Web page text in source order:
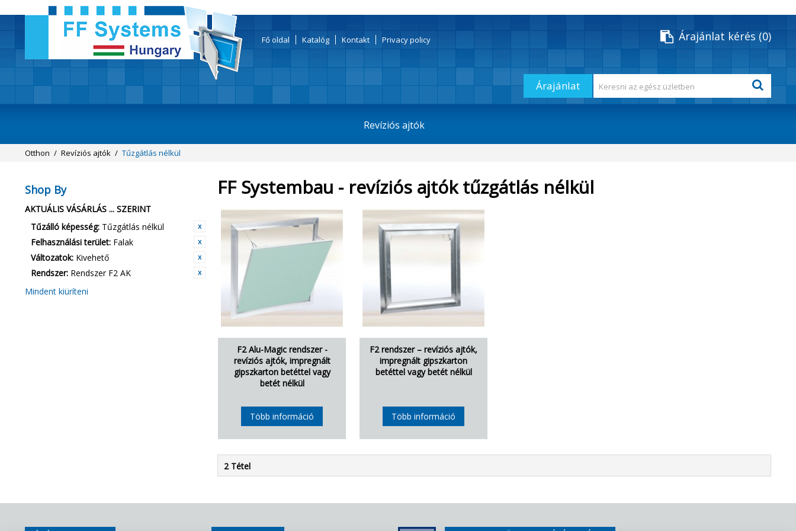
Fő oldal Katalóg Kontakt Privacy policy Árajánlat kérés 0
Revíziós ajtók
Árajánlat
Otthon / Revíziós ajtók / Tűzgátlás nélkül
Shop By
AKTUÁLIS VÁSÁRLÁS ... SZERINT
Tűzálló képesség: Tűzgátlás nélkül
Felhasználási terület: Falak
Változatok: Kivehető
Rendszer: Rendszer F2 AK
Mindent kiüríteni
FF Systembau - revíziós ajtók tűzgátlás nélkül
F2 Alu-Magic rendszer -
revíziós ajtók, impregnált
gipszkarton betéttel vagy
betét nélkül
Több információ
F2 rendszer – revíziós ajtók,
impregnált gipszkarton
betéttel vagy betét nélkül
Több információ
2 Tétel